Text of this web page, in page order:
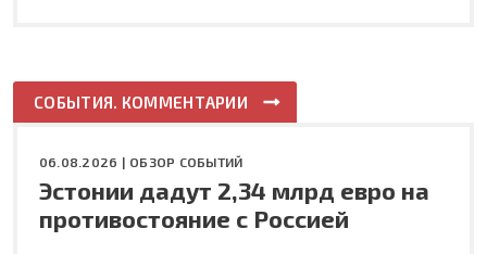
СОБЫТИЯ. КОММЕНТАРИИ
06.08.2026 | ОБЗОР СОБЫТИЙ
Эстонии дадут 2,34 млрд евро на
противостояние с Россией